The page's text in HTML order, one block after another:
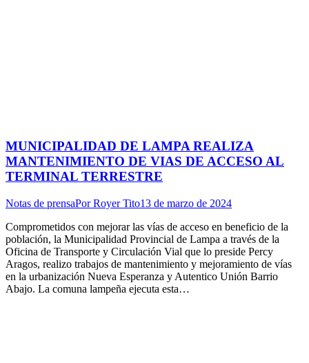
MUNICIPALIDAD DE LAMPA REALIZA
MANTENIMIENTO DE VIAS DE ACCESO AL
TERMINAL TERRESTRE
Notas de prensaPorRoyer Tito13 de marzo de 2024
Comprometidos con mejorar las vías de acceso en beneficio de la
población, la Municipalidad Provincial de Lampa a través de la
Oficina de Transporte y Circulación Vial que lo preside Percy
Aragos, realizo trabajos de mantenimiento y mejoramiento de vías
en la urbanización Nueva Esperanza y Autentico Unión Barrio
Abajo. La comuna lampeña ejecuta esta…